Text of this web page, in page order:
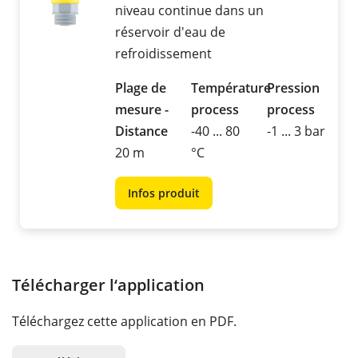
niveau continue dans un
réservoir d'eau de
refroidissement
Plage de
mesure -
Distance
20 m
Température
process
-40 ... 80
°C
Pression
process
-1 ... 3 bar
Infos produit
Télécharger l‘application
Téléchargez cette application en PDF.